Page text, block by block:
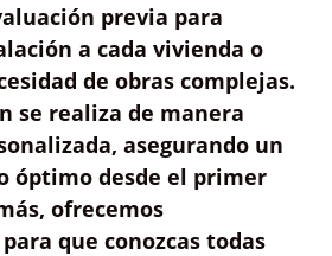
previa para
a cada vivienda o
de obras complejas.
se realiza de manera
, asegurando un
óptimo desde el primer
ofrecemos
para que conozcas todas